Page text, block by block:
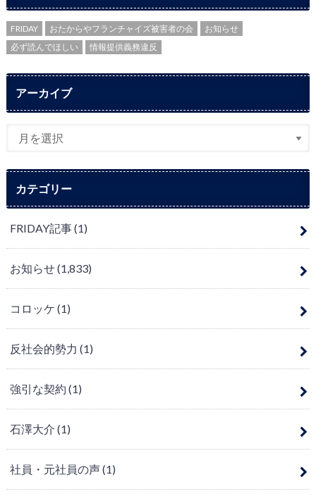
FRIDAY おたからやフランチャイズ被害者の会
お知らせ
必ず読んでほしい
情報提供義務違反
アーカイブ
カテゴリー
FRIDAY記事(1)
お知らせ(1,833)
コロッケ (1)
反社会的勢力 (1)
強引な契約 (1)
石澤大介 (1)
社員・元社員の声(1)